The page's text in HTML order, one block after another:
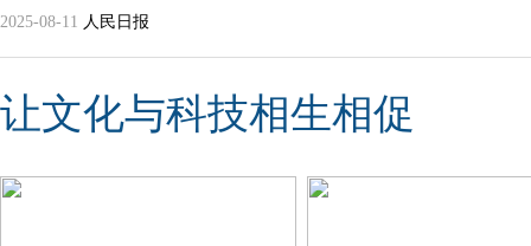
2025-08-11 人民日报
让文化与科技相生相促